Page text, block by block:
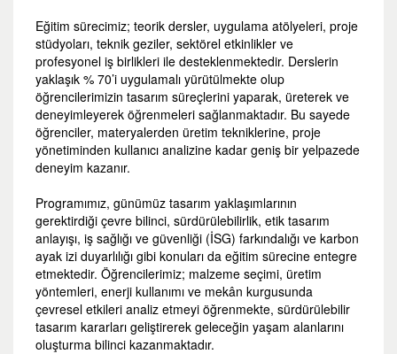
Eğitim sürecimiz; teorik dersler, uygulama atölyeleri, proje
stüdyoları, teknik geziler, sektörel etkinlikler ve
profesyonel iş birlikleri ile desteklenmektedir. Derslerin
yaklaşık % 70’i uygulamalı yürütülmekte olup
öğrencilerimizin tasarım süreçlerini yaparak, üreterek ve
deneyimleyerek öğrenmeleri sağlanmaktadır. Bu sayede
öğrenciler, materyalerden üretim tekniklerine, proje
yönetiminden kullanıcı analizine kadar geniş bir yelpazede
deneyim kazanır.
Programımız, günümüz tasarım yaklaşımlarının
gerektirdiği çevre bilinci, sürdürülebilirlik, etik tasarım
anlayışı, iş sağlığı ve güvenliği (İSG) farkındalığı ve karbon
ayak izi duyarlılığı gibi konuları da eğitim sürecine entegre
etmektedir. Öğrencilerimiz; malzeme seçimi, üretim
yöntemleri, enerji kullanımı ve mekân kurgusunda
çevresel etkileri analiz etmeyi öğrenmekte, sürdürülebilir
tasarım kararları geliştirerek geleceğin yaşam alanlarını
oluşturma bilinci kazanmaktadır.